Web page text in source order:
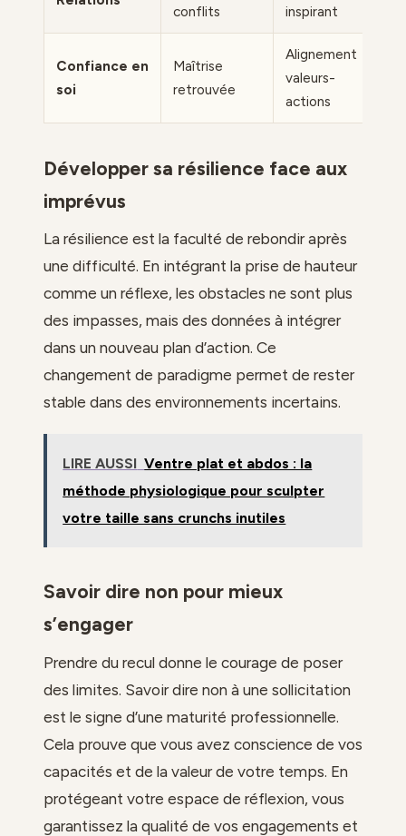
conflits inspirant
Confiance en
soi
Maîtrise
retrouvée
Alignement
valeurs-
actions
Développer sa résilience face aux
imprévus
La résilience est la faculté de rebondir après
une difficulté. En intégrant la prise de hauteur
comme un réflexe, les obstacles ne sont plus
des impasses, mais des données à intégrer
dans un nouveau plan d’action. Ce
changement de paradigme permet de rester
stable dans des environnements incertains.
LIRE AUSSI Ventre plat et abdos : la
méthode physiologique pour sculpter
votre taille sans crunchs inutiles
Savoir dire non pour mieux
s’engager
Prendre du recul donne le courage de poser
des limites. Savoir dire non à une sollicitation
est le signe d’une maturité professionnelle.
Cela prouve que vous avez conscience de vos
capacités et de la valeur de votre temps. En
protégeant votre espace de réflexion, vous
garantissez la qualité de vos engagements et